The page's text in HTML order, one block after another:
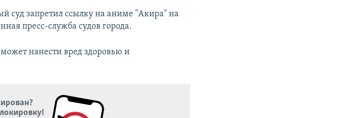
суд запретил ссылку на аниме "Акира" на
пресс-служба судов города.
нанести вред здоровью и